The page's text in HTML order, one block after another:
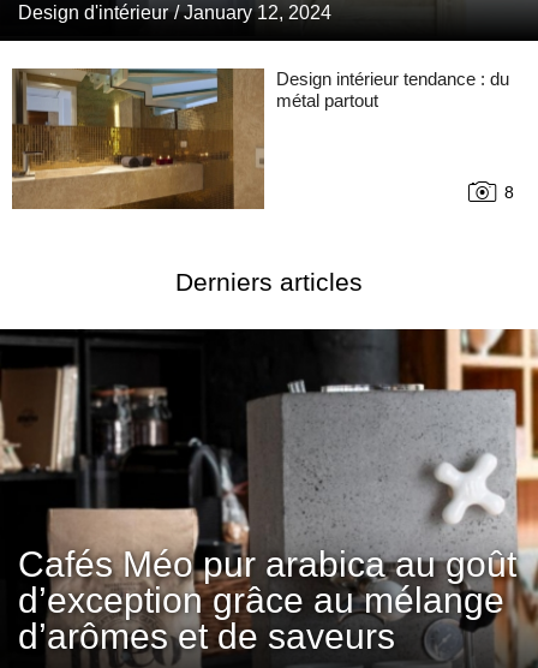
Design d'intérieur / January 12, 2024
Design intérieur tendance : du
métal partout
8
Derniers articles
Cafés Méo pur arabica au goût
d’exception grâce au mélange
d’arômes et de saveurs